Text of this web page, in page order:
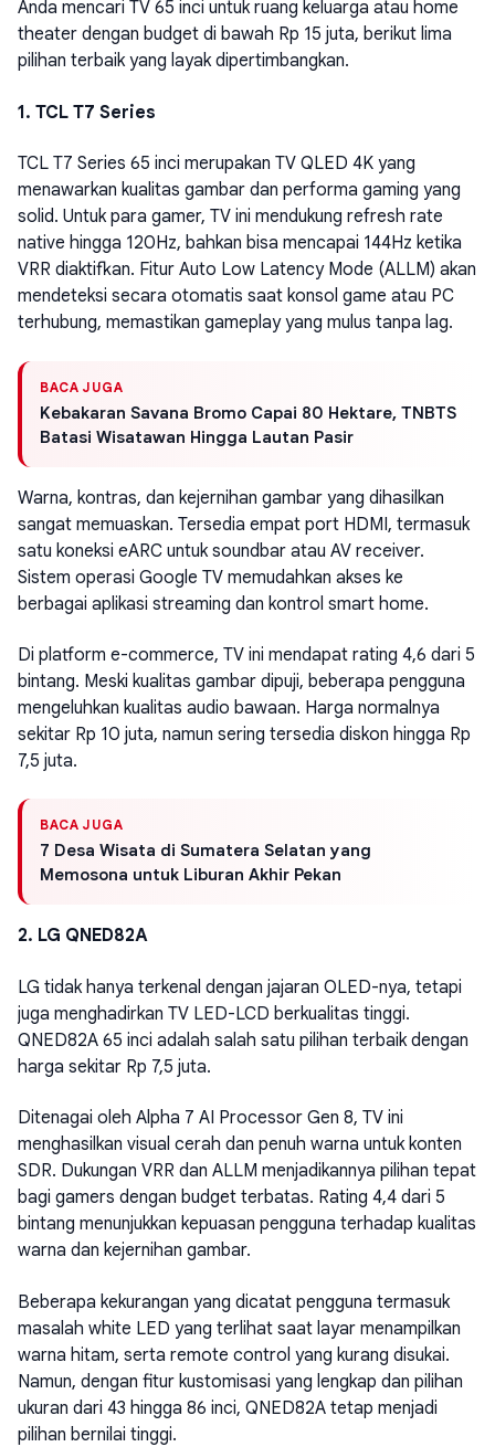
Anda mencari TV 65 inci untuk ruang keluarga atau home
theater dengan budget di bawah Rp 15 juta, berikut lima
pilihan terbaik yang layak dipertimbangkan.
1. TCL T7 Series
TCL T7 Series 65 inci merupakan TV QLED 4K yang
menawarkan kualitas gambar dan performa gaming yang
solid. Untuk para gamer, TV ini mendukung refresh rate
native hingga 120Hz, bahkan bisa mencapai 144Hz ketika
VRR diaktifkan. Fitur Auto Low Latency Mode (ALLM) akan
mendeteksi secara otomatis saat konsol game atau PC
terhubung, memastikan gameplay yang mulus tanpa lag.
BACA JUGA
Kebakaran Savana Bromo Capai 80 Hektare, TNBTS
Batasi Wisatawan Hingga Lautan Pasir
Warna, kontras, dan kejernihan gambar yang dihasilkan
sangat memuaskan. Tersedia empat port HDMI, termasuk
satu koneksi eARC untuk soundbar atau AV receiver.
Sistem operasi Google TV memudahkan akses ke
berbagai aplikasi streaming dan kontrol smart home.
Di platform e-commerce, TV ini mendapat rating 4,6 dari 5
bintang. Meski kualitas gambar dipuji, beberapa pengguna
mengeluhkan kualitas audio bawaan. Harga normalnya
sekitar Rp 10 juta, namun sering tersedia diskon hingga Rp
7,5 juta.
BACA JUGA
7 Desa Wisata di Sumatera Selatan yang
Memosona untuk Liburan Akhir Pekan
2. LG QNED82A
LG tidak hanya terkenal dengan jajaran OLED-nya, tetapi
juga menghadirkan TV LED-LCD berkualitas tinggi.
QNED82A 65 inci adalah salah satu pilihan terbaik dengan
harga sekitar Rp 7,5 juta.
Ditenagai oleh Alpha 7 AI Processor Gen 8, TV ini
menghasilkan visual cerah dan penuh warna untuk konten
SDR. Dukungan VRR dan ALLM menjadikannya pilihan tepat
bagi gamers dengan budget terbatas. Rating 4,4 dari 5
bintang menunjukkan kepuasan pengguna terhadap kualitas
warna dan kejernihan gambar.
Beberapa kekurangan yang dicatat pengguna termasuk
masalah white LED yang terlihat saat layar menampilkan
warna hitam, serta remote control yang kurang disukai.
Namun, dengan fitur kustomisasi yang lengkap dan pilihan
ukuran dari 43 hingga 86 inci, QNED82A tetap menjadi
pilihan bernilai tinggi.